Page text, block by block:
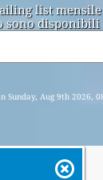
list
sono
Sunday, Aug 9th 2026,